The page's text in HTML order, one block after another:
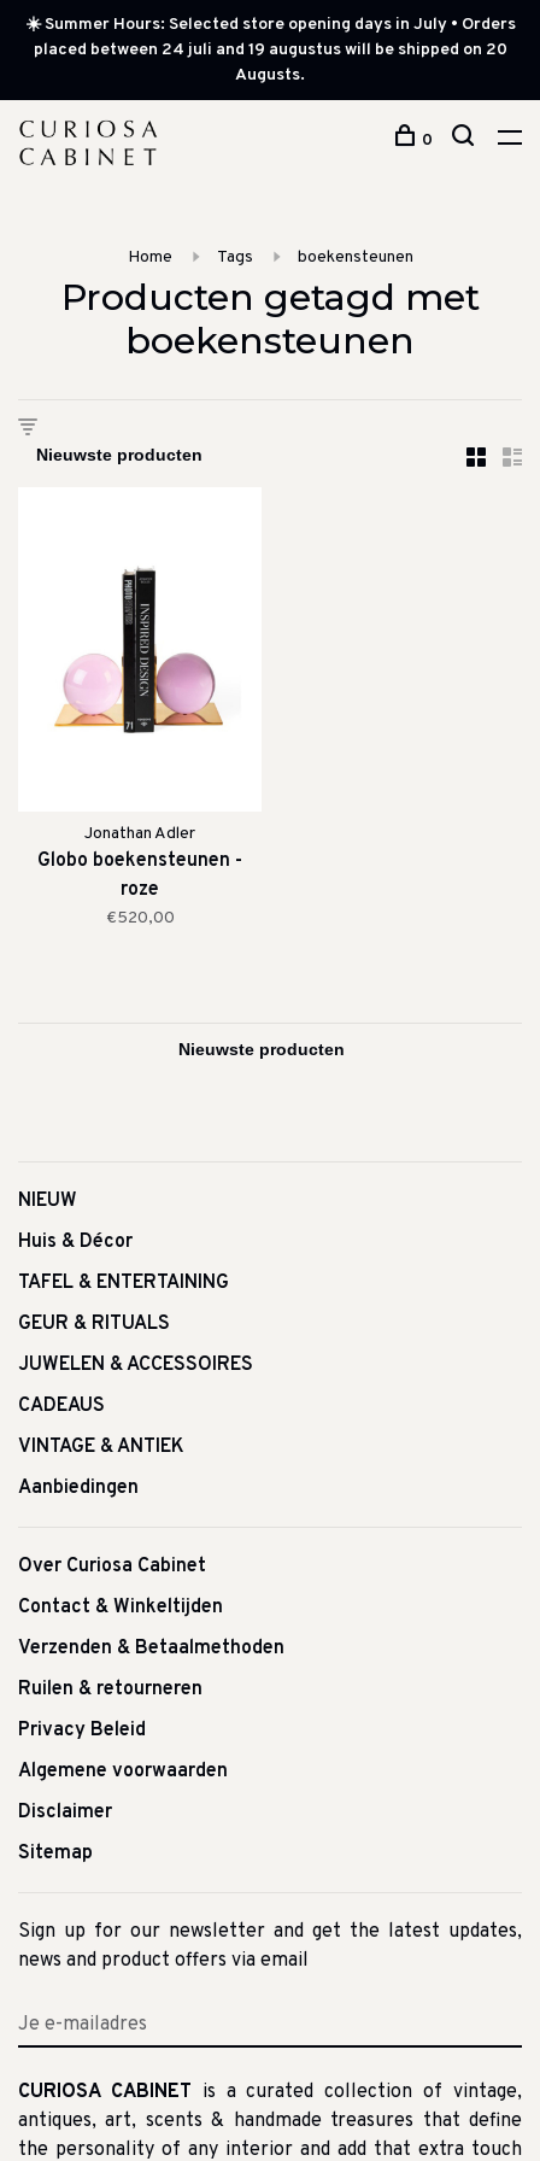
☀️ Summer Hours: Selected store opening days in July • Orders
placed between 24 juli and 19 augustus will be shipped on 20
Augusts.
0
Home Tags boekensteunen
Producten getagd met
boekensteunen
Jonathan Adler
Globo boekensteunen -
roze
€520,00
NIEUW
Huis & Décor
TAFEL & ENTERTAINING
GEUR & RITUALS
JUWELEN & ACCESSOIRES
CADEAUS
VINTAGE & ANTIEK
Aanbiedingen
Over Curiosa Cabinet
Contact & Winkeltijden
Verzenden & Betaalmethoden
Ruilen & retourneren
Privacy Beleid
Algemene voorwaarden
Disclaimer
Sitemap
Sign up for our newsletter and get the latest updates,
news and product offers via email
CURIOSA CABINET is a curated collection of vintage,
antiques, art, scents & handmade treasures that define
the personality of any interior and add that extra touch